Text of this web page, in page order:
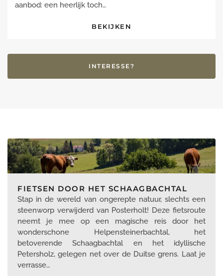
aanbod: een heerlijk toch…
BEKIJKEN
INTERESSE?
FIETSEN DOOR HET SCHAAGBACHTAL
Stap in de wereld van ongerepte natuur, slechts een
steenworp verwijderd van Posterholt! Deze fietsroute
neemt je mee op een magische reis door het
wonderschone Helpensteinerbachtal, het
betoverende Schaagbachtal en het idyllische
Petersholz, gelegen net over de Duitse grens. Laat je
verrasse…